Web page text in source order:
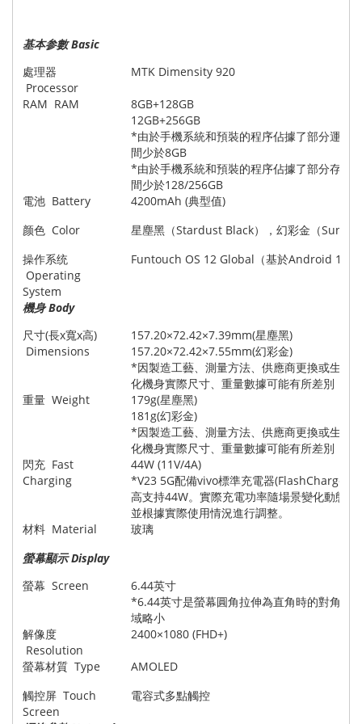
基本参數 Basic
處理器
Processor
MTK Dimensity 920
RAM RAM
8GB+128GB
12GB+256GB
*由於手機系統和預裝的程序佔據了部分運存
間少於8GB
*由於手機系統和預裝的程序佔據了部分存儲
間少於128/256GB
電池 Battery
4200mAh (典型值)
颜色 Color
星塵黑（Stardust Black），幻彩金（
操作系统
Operating
System
Funtouch OS 12 Global（基於Android 12）
機身 Body
尺寸(長x寬x高)
Dimensions
157.20×72.42×7.39mm(星塵黑)
157.20×72.42×7.55mm(幻彩金)
*因製造工藝、測量方法、供應商更換或生產
化機身實際尺寸、重量數據可能有所差別
重量 Weight
179g(星塵黑)
181g(幻彩金)
*因製造工藝、測量方法、供應商更換或生產
化機身實際尺寸、重量數據可能有所差別
閃充 Fast
Charging
44W (11V/4A)
*V23 5G配備vivo標準充電器(FlashCharge適
高支持44W。實際充電功率隨場景變化動態調
並根據實際使用情況進行調整。
材料 Material
玻璃
螢幕顯示 Display
螢幕 Screen
6.44英寸
*6.44英寸是螢幕圓角拉伸為直角時的對角線
域略小
解像度
Resolution
2400×1080 (FHD+)
螢幕材質 Type
AMOLED
觸控屏 Touch
Screen
電容式多點觸控